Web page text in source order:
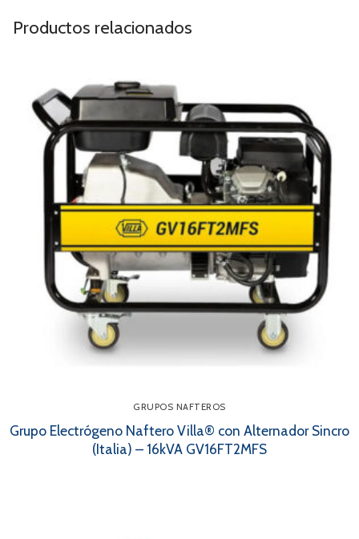
Productos relacionados
GRUPOS NAFTEROS
Grupo Electrógeno Naftero Villa® con Alternador Sincro
(Italia) – 16kVA GV16FT2MFS